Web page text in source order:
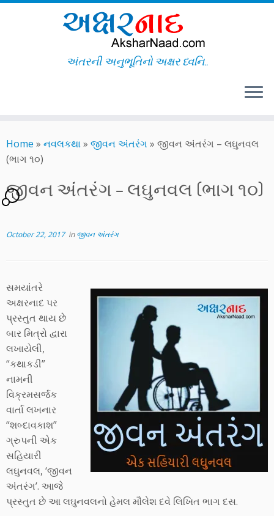
to
content
અંતરની અનુભૂતિનો અક્ષર ધ્વનિ..
Home » નવલકથા» જીવન અંંતરંગ » જીવન અંંતરંગ – લઘુનવલ
(ભાગ ૧૦)
જીવન અંંતરંગ – લઘુનવલ (ભાગ ૧૦)
1
October 22, 2017inજીવન અંંતરંગ
સમયાંતરે
અક્ષરનાદ પર
પ્રસ્તુત થાય છે
બાર મિત્રો દ્વારા
લખાયેલી,
“કથાકડી”
નામની
વિક્રમસર્જક
વાર્તા લખનાર
“શબ્દાવકાશ”
ગ્રુપની એક
સહિયારી
લઘુનવલ, ‘જીવન
અંંતરંગ’. આજે
પ્રસ્તુત છે આ લઘુનવલનો હેમલ મૌલેશ દવે લિખિત ભાગ દસ.